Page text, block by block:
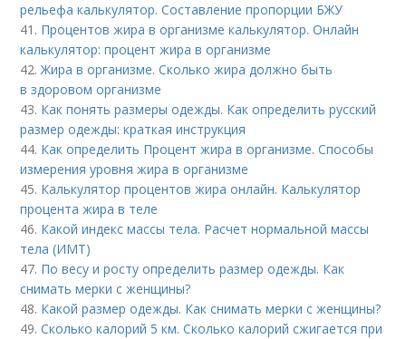
рельефа калькулятор. Составление пропорции БЖУ
41. Процентов жира в организме калькулятор. Онлайн
калькулятор: процент жира в организме
42.Жира в организме. Сколько жира должно быть
в здоровом организме
43. Как понять размеры одежды. Как определить русский
размер одежды: краткая инструкция
44. Как определить Процент жира в организме. Способы
измерения уровня жира в организме
45. Калькулятор процентов жира онлайн. Калькулятор
процента жира в теле
46. Какой индекс массы тела. Расчет нормальной массы
тела (ИМТ)
47. По весу и росту определить размер одежды. Как
снимать мерки с женщины?
48. Какой размер одежды. Как снимать мерки с женщины?
49.Сколько калорий 5 км. Сколько калорий сжигается при